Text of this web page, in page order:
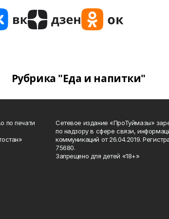
Рубрика "Еда и напитки"
по печати
Сетевое издание «ПроТуймазы»
по надзору в сфере связи,
коммуникаций от 26.04.2019.
75680.
Запрещено для детей «18+»